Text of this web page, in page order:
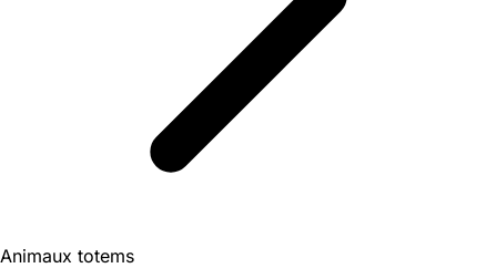
Animaux totems